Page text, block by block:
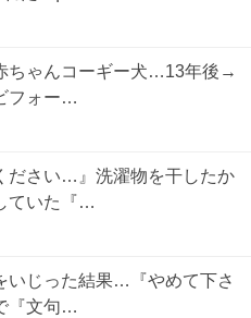
ちゃんコーギー犬…13年後→
フォー…
ださい…』洗濯物を干したか
ていた『…
いじった結果…『やめて下さ
『文句…